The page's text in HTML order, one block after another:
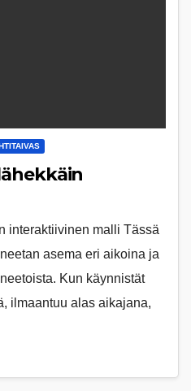
interaktiivinen malli Tässä
asema eri aikoina ja
Kun käynnistät
ilmaantuu alas aikajana,